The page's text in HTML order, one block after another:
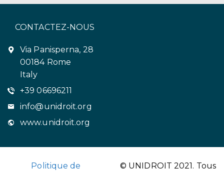
CONTACTEZ-NOUS
Via Panisperna, 28
00184 Rome
Italy
+39 06696211
info@unidroit.org
www.unidroit.org
Politique de
© UNIDROIT 2021. Tous